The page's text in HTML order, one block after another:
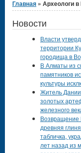
Главная » Археологи
Новости
Власти
территории
городища в
В Алматы из
памятников
культуры
Житель
золотых
железного
Возвращение
древняя
табличка,
лет назад из